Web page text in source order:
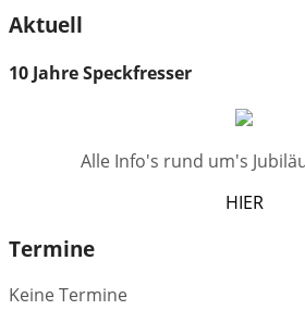
Aktuell
10 Jahre Speckfresser
Alle Info's rund um's
HIER
Termine
Keine Termine